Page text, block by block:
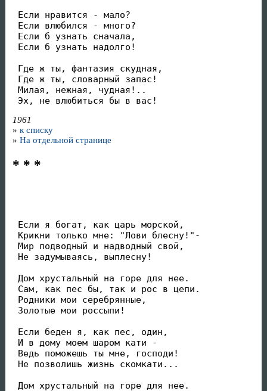
Если нравится - мало?
Если влюбился - много?
Если б узнать сначала,
Если б узнать надолго!
Где ж ты, фантазия скудная,
Где ж ты, словарный запас!
Милая, нежная, чудная!..
Эх, не влюбиться бы в вас!
1961
» к списку
» На отдельной странице
* * *
Если я богат, как царь морской,
Крикни только мне: "Лови блесну!"-
Мир подводный и надводный свой,
Не задумываясь, выплесну!
Дом хрустальный на горе для нее.
Сам, как пес бы, так и рос в цепи.
Родники мои серебрянные,
Золотые мои россыпи!
Если беден я, как пес, один,
И в дому моем шаром кати -
Ведь поможешь ты мне, господи!
Не позволишь жизнь скомкати...
Дом хрустальный на горе для нее.